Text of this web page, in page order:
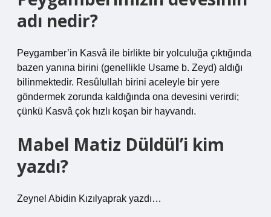
adı nedir?
Peygamber’in Kasvâ ile birlikte bir yolculuğa çıktığında
bazen yanına birini (genellikle Usame b. Zeyd) aldığı
bilinmektedir. Resûlullah birini aceleyle bir yere
göndermek zorunda kaldığında ona devesini verirdi;
çünkü Kasvâ çok hızlı koşan bir hayvandı.
Mabel Matiz Düldül’i kim
yazdı?
Zeynel Abidin Kızılyaprak yazdı…